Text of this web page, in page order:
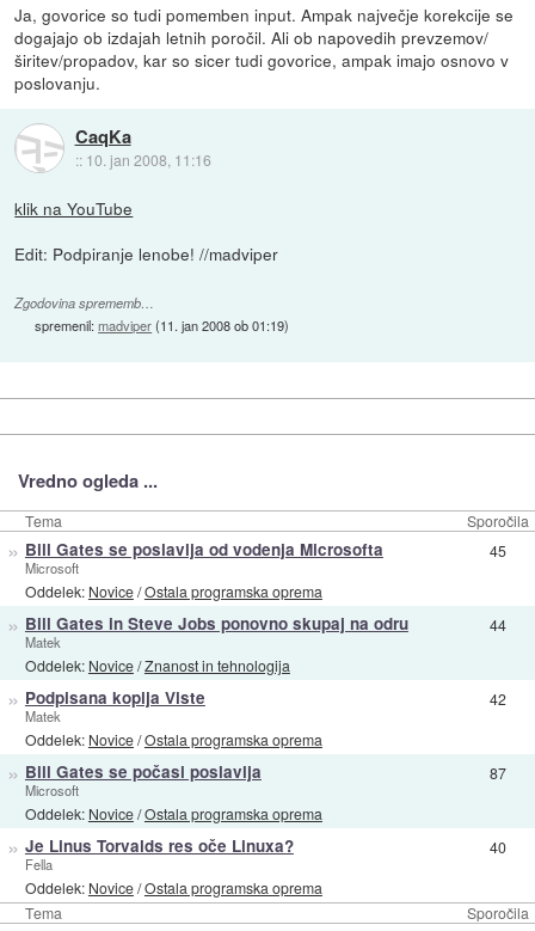
Ja, govorice so tudi pomemben input. Ampak največje korekcije se
dogajajo ob izdajah letnih poročil. Ali ob napovedih prevzemov/
širitev/propadov, kar so sicer tudi govorice, ampak imajo osnovo v
poslovanju.
CaqKa
:: 10. jan 2008, 11:16
klik na YouTube
Edit: Podpiranje lenobe! //madviper
Zgodovina sprememb…
spremenil:madviper(11. jan 2008 ob 01:19)
Vredno ogleda ...
Tema Sporočila
Tema Sporočila
» Bill Gates se poslavlja od vodenja Microsofta
Microsoft
Oddelek: Novice/Ostala programska oprema
45
» Bill Gates in Steve Jobs ponovno skupaj na odru
Matek
Oddelek: Novice/Znanost in tehnologija
44
» Podpisana kopija Viste
Matek
Oddelek: Novice/Ostala programska oprema
42
» Bill Gates se počasi poslavlja
Microsoft
Oddelek: Novice/Ostala programska oprema
87
» Je Linus Torvalds res oče Linuxa?
Fella
Oddelek: Novice/Ostala programska oprema
40